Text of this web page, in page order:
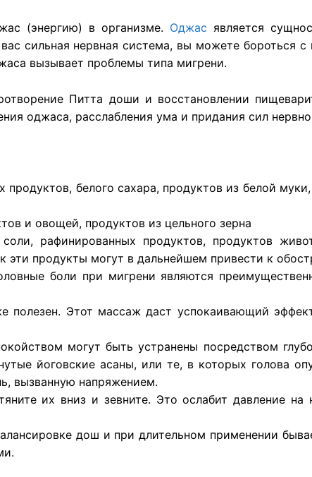
(энергию) в организме. Оджас является
сильная нервная система, вы можете бороться
вызывает проблемы типа мигрени.
Питта доши и восстановлении
оджаса, расслабления ума и придания сил
белого сахара, продуктов из белой
и овощей, продуктов из цельного зерна
рафинированных продуктов, продуктов
эти продукты могут в дальнейшем привести к
боли при мигрени являются
полезен. Этот массаж даст успокаивающий
могут быть устранены посредством
йоговские асаны, или те, в которых голова
вызванную напряжением.
их вниз и зевните. Это ослабит давление на
дош и при длительном применении